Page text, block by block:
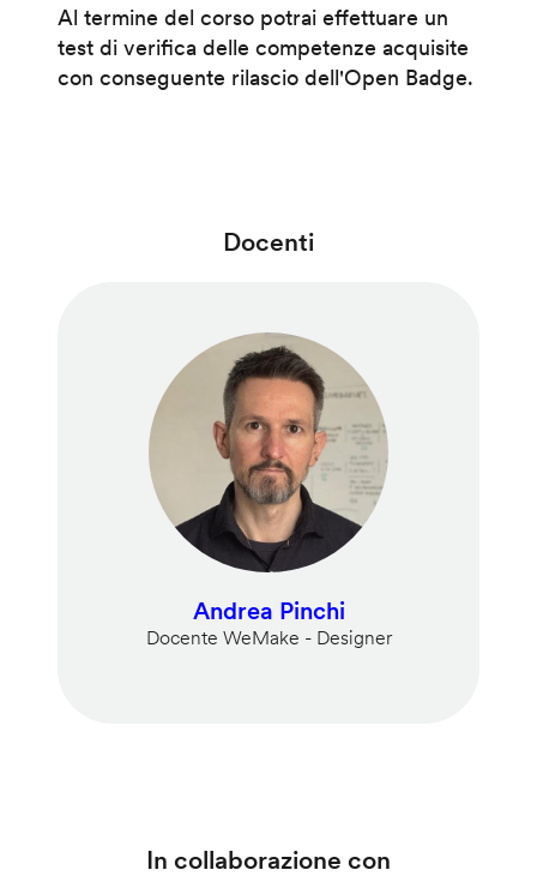
Al termine del corso potrai effettuare un
test di verifica delle competenze acquisite
con conseguente rilascio dell'Open Badge.
Docenti
Andrea Pinchi
Docente WeMake - Designer
In collaborazione con